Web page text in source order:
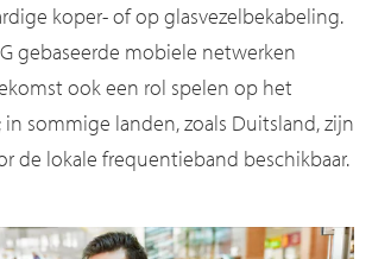
koper- of op glasvezelbekabeling.
gebaseerde mobiele netwerken
ook een rol spelen op het
sommige landen, zoals Duitsland, zijn
de lokale frequentieband beschikbaar.